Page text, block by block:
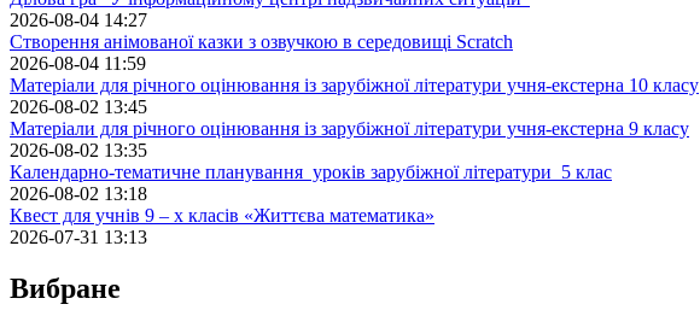
2026-08-04 14:27
Створення анімованої казки з озвучкою в середовищі Scratch
2026-08-04 11:59
Матеріали для річного оцінювання із зарубіжної літератури учня-екстерна 10 класу
2026-08-02 13:45
Матеріали для річного оцінювання із зарубіжної літератури учня-екстерна 9 класу
2026-08-02 13:35
Календарно-тематичне планування уроків зарубіжної літератури 5 клас
2026-08-02 13:18
Квест для учнів 9 – х класів «Життєва математика»
2026-07-31 13:13
Вибране